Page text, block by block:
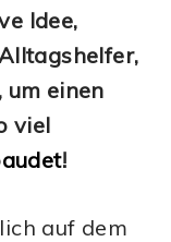
Idee,
um einen
viel
!
auf dem